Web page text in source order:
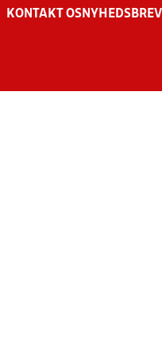
KONTAKT OS NYHEDSBREV